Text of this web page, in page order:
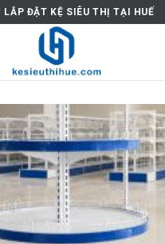
LẮP ĐẶT KỆ SIÊU THỊ TẠI HUẾ